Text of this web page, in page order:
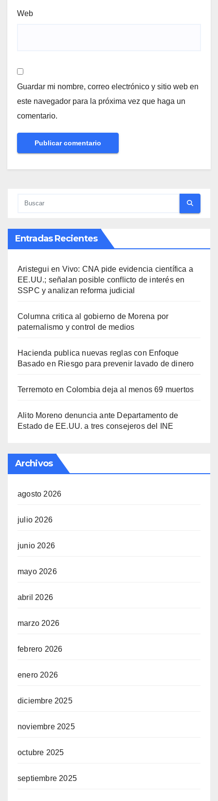
Web
Guardar mi nombre, correo electrónico y sitio web en
este navegador para la próxima vez que haga un
comentario.
Entradas Recientes
Aristegui en Vivo: CNA pide evidencia científica a
EE.UU.; señalan posible conflicto de interés en
SSPC y analizan reforma judicial
Columna critica al gobierno de Morena por
paternalismo y control de medios
Hacienda publica nuevas reglas con Enfoque
Basado en Riesgo para prevenir lavado de dinero
Terremoto en Colombia deja al menos 69 muertos
Alito Moreno denuncia ante Departamento de
Estado de EE.UU. a tres consejeros del INE
Archivos
agosto 2026
julio 2026
junio 2026
mayo 2026
abril 2026
marzo 2026
febrero 2026
enero 2026
diciembre 2025
noviembre 2025
octubre 2025
septiembre 2025